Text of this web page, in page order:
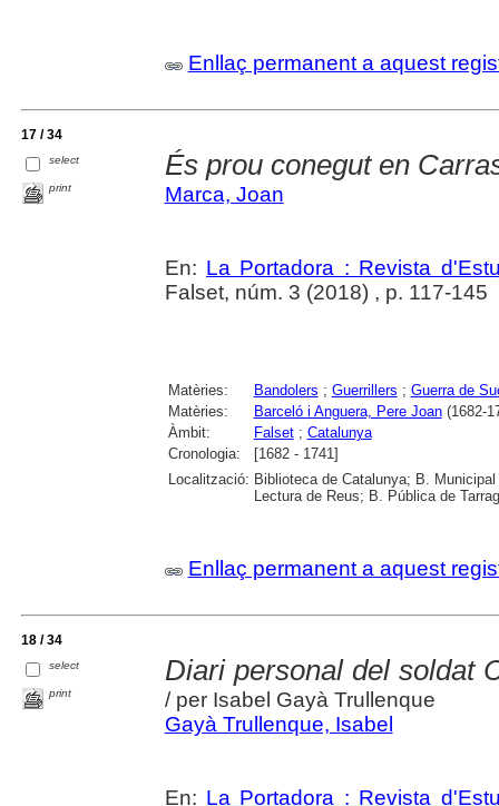
Enllaç permanent a aquest
17 / 34
select
print
És prou conegut en
Marca, Joan
En: La Portadora : Revista
Falset, núm. 3 (2018) , p. 117-145
Matèries: Bandolers ; Guerrillers ; Guerra de
Matèries:
Barceló i Anguera, Pere Joan(1682-
Àmbit:
Falset; Catalunya
Cronologia:
[1682 - 1741]
Localització: Biblioteca de Catalunya; B.
Lectura de Reus; B. Pública de
Enllaç permanent a aquest
18 / 34
select
print
Diari personal del soldat
/ per Isabel Gayà Trullenque
Gayà Trullenque, Isabel
En: La Portadora : Revista